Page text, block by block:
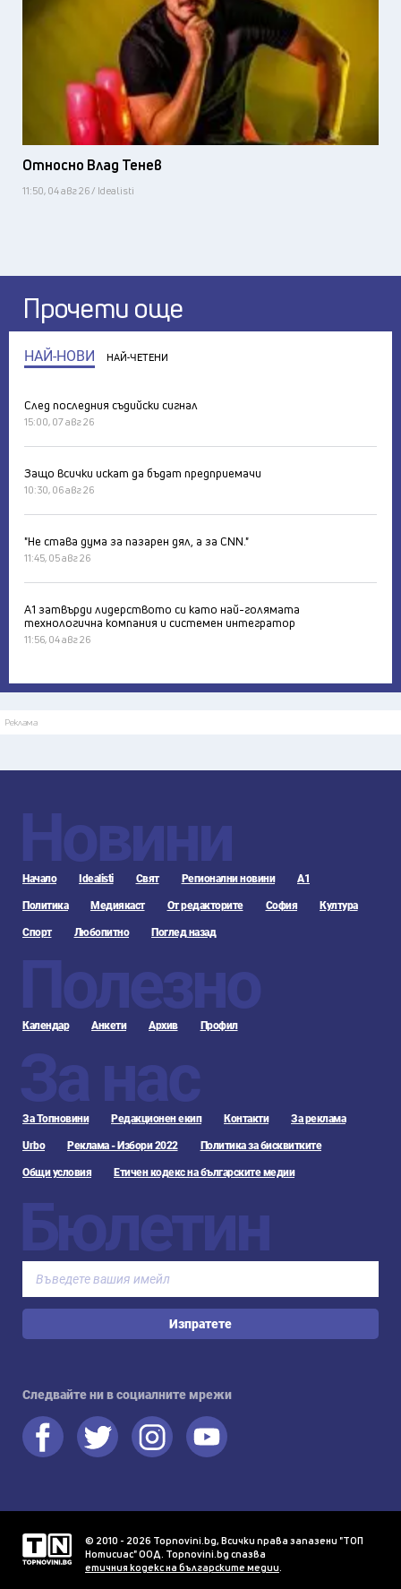
Относно Влад Тенев
11:50, 04 авг 26 / Idealisti
Прочети още
НАЙ-НОВИ НАЙ-ЧЕТЕНИ
След последния съдийски сигнал
15:00, 07 авг 26
Защо всички искат да бъдат предприемачи
10:30, 06 авг 26
"Не става дума за пазарен дял, а за CNN."
11:45, 05 авг 26
А1 затвърди лидерството си като най-голямата
технологична компания и системен интегратор
11:56, 04 авг 26
Реклама
Новини
Начало Idealisti Свят Регионални новини А1
Политика Медиякаст От редакторите София Култура
Спорт Любопитно Поглед назад
Полезно
Календар Анкети Архив Профил
За нас
За Топновини Редакционен екип Контакти За реклама
Urbo Реклама - Избори 2022 Политика за бисквитките
Общи условия Етичен кодекс на българските медии
Бюлетин
Изпратете
Следвайте ни в социалните мрежи
© 2010 - 2026 Topnovini.bg, Всички права запазени "ТОП
Нотисиас" ООД. Topnovini.bg спазва
етичния кодекс на българските медии